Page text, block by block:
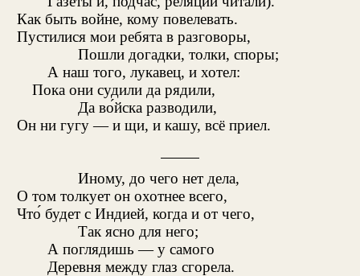
Как быть войне, кому повелевать.
Пустилися мои ребята в разговоры,
Пошли догадки, толки, споры;
А наш того, лукавец, и хотел:
Пока они судили да рядили,
Да во́йска разводили,
Он ни гугу — и щи, и кашу, всё приел.
Иному, до чего нет дела,
О том толкует он охотнее всего,
Что́ будет с Индией, когда и от чего,
Так ясно для него;
А поглядишь — у самого
Деревня между глаз сгорела.